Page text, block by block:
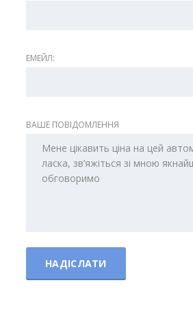
ЕМЕЙЛ:
ВАШЕ ПОВІДОМЛЕННЯ